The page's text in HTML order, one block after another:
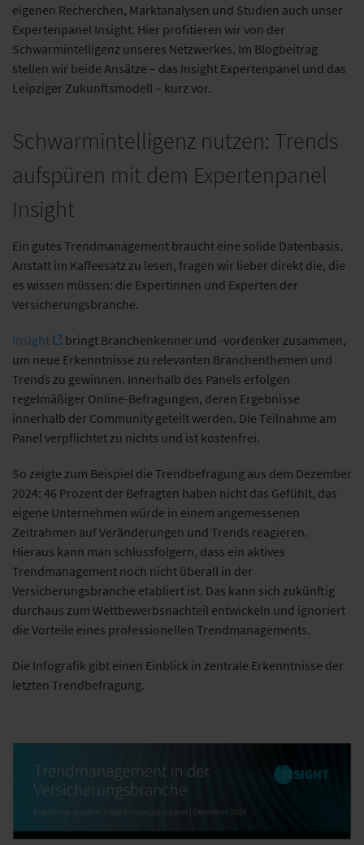
eigenen Recherchen, Marktanalysen und Studien auch unser
Expertenpanel Insight. Hier profitieren wir von der
Schwarmintelligenz unseres Netzwerkes. Im Blogbeitrag
stellen wir beide Ansätze – das Insight Expertenpanel und das
Leipziger Zukunftsmodell – kurz vor.
Schwarmintelligenz nutzen: Trends
aufspüren mit dem Expertenpanel
Insight
Ein gutes Trendmanagement braucht eine solide Datenbasis.
Anstatt im Kaffeesatz zu lesen, fragen wir lieber direkt die, die
es wissen müssen: die Expertinnen und Experten der
Versicherungsbranche.
Insight
bringt Branchenkenner und -vordenker zusammen,
um neue Erkenntnisse zu relevanten Branchenthemen und
Trends zu gewinnen. Innerhalb des Panels erfolgen
regelmäßiger Online-Befragungen, deren Ergebnisse
innerhalb der Community geteilt werden. Die Teilnahme am
Panel verpflichtet zu nichts und ist kostenfrei.
So zeigte zum Beispiel die Trendbefragung aus dem Dezember
2024: 46 Prozent der Befragten haben nicht das Gefühlt, das
eigene Unternehmen würde in einem angemessenen
Zeitrahmen auf Veränderungen und Trends reagieren.
Hieraus kann man schlussfolgern, dass ein aktives
Trendmanagement noch nicht überall in der
Versicherungsbranche etabliert ist. Das kann sich zukünftig
durchaus zum Wettbewerbsnachteil entwickeln und ignoriert
die Vorteile eines professionellen Trendmanagements.
Die Infografik gibt einen Einblick in zentrale Erkenntnisse der
letzten Trendbefragung.